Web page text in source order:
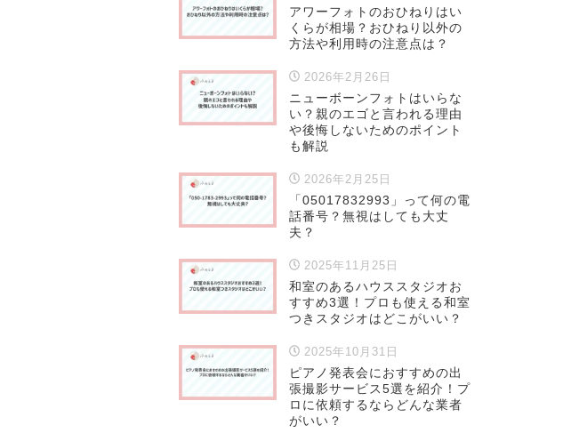
アワーフォトのおひねりはい
くらが相場？おひねり以外の
方法や利用時の注意点は？
2026年2月26日
ニューボーンフォトはいらな
い？親のエゴと言われる理由
や後悔しないためのポイント
も解説
2026年2月25日
「05017832993」って何の電
話番号？無視はしても大丈
夫？
2025年11月25日
和室のあるハウススタジオお
すすめ3選！プロも使える和室
つきスタジオはどこがいい？
2025年10月31日
ピアノ発表会におすすめの出
張撮影サービス5選を紹介！プ
ロに依頼するならどんな業者
がいい？